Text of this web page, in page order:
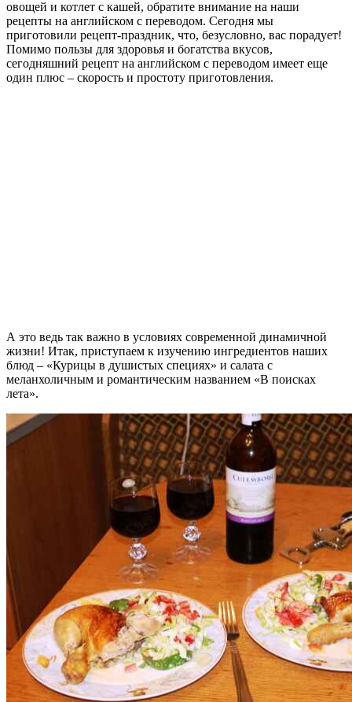
овощей и котлет с кашей, обратите внимание на наши
рецепты на английском с переводом. Сегодня мы
приготовили рецепт-праздник, что, безусловно, вас порадует!
Помимо пользы для здоровья и богатства вкусов,
сегодняшний рецепт на английском с переводом имеет еще
один плюс – скорость и простоту приготовления.
А это ведь так важно в условиях современной динамичной
жизни! Итак, приступаем к изучению ингредиентов наших
блюд – «Курицы в душистых специях» и салата с
меланхоличным и романтическим названием «В поисках
лета».